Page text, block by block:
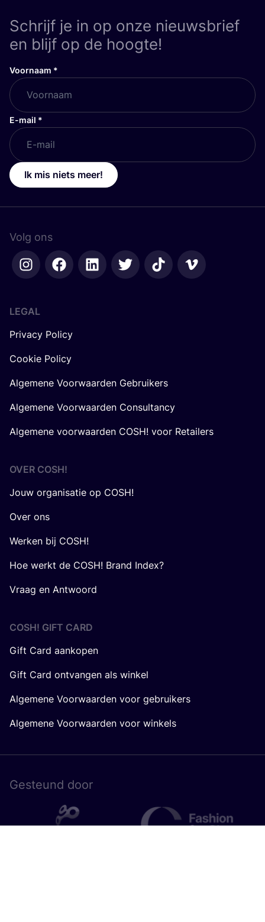
Schrijf je in op onze nieuwsbrief
en blijf op de hoogte!
Voornaam *
E-mail *
Ik mis niets meer!
Volg ons
LEGAL
Privacy Policy
Cookie Policy
Algemene Voorwaarden Gebruikers
Algemene Voorwaarden Consultancy
Algemene voorwaarden COSH! voor Retailers
OVER COSH!
Jouw organisatie op COSH!
Over ons
Werken bij COSH!
Hoe werkt de COSH! Brand Index?
Vraag en Antwoord
COSH! GIFT CARD
Gift Card aankopen
Gift Card ontvangen als winkel
Algemene Voorwaarden voor gebruikers
Algemene Voorwaarden voor winkels
Gesteund door